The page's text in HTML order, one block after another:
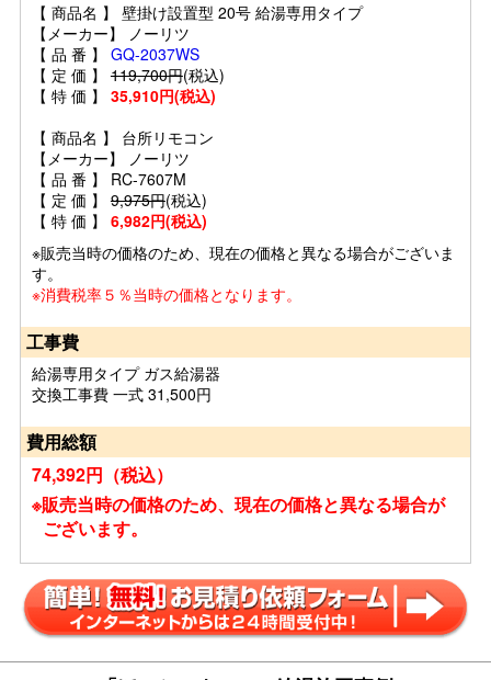
【 商品名 】 壁掛け設置型 20号 給湯専用タイプ
【メーカー】 ノーリツ
【 品 番 】 GQ-2037WS
【 定 価 】 119,700円(税込)
【 特 価 】 35,910円(税込)
【 商品名 】 台所リモコン
【メーカー】 ノーリツ
【 品 番 】 RC-7607M
【 定 価 】 9,975円(税込)
【 特 価 】 6,982円(税込)
※販売当時の価格のため、現在の価格と異なる場合がございま
す。
※消費税率５％当時の価格となります。
工事費
給湯専用タイプ ガス給湯器
交換工事費 一式 31,500円
費用総額
74,392円（税込）
※販売当時の価格のため、現在の価格と異なる場合が
ございます。